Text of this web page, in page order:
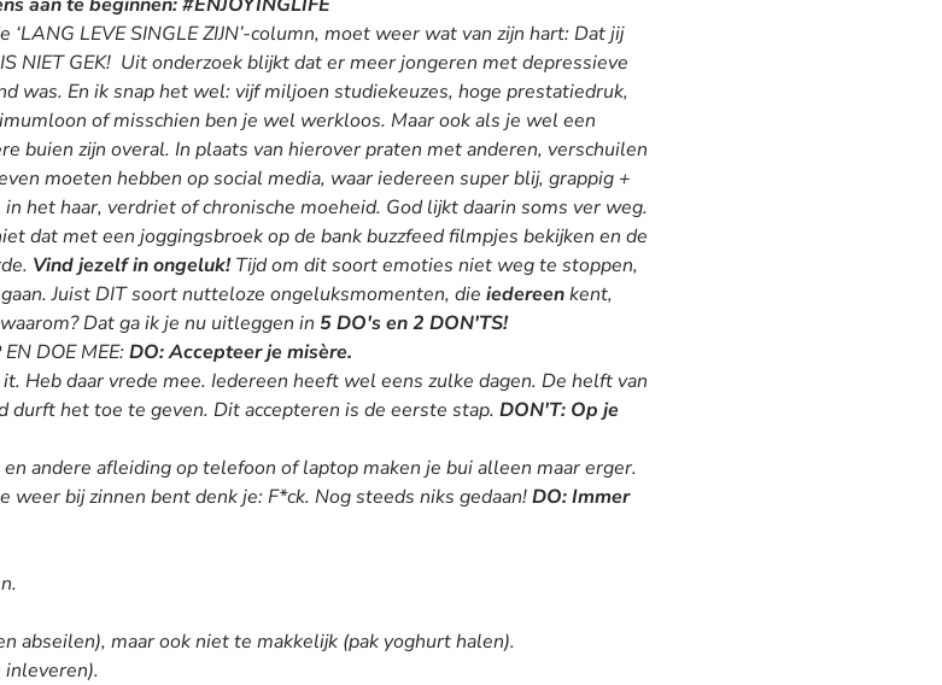
‘LANG LEVE SINGLE ZIJN’-column, moet weer wat van zijn hart: Dat jij
NIET GEK! Uit onderzoek blijkt dat er meer jongeren met depressieve
was. En ik snap het wel: vijf miljoen studiekeuzes, hoge prestatiedruk,
of misschien ben je wel werkloos. Maar ook als je wel een
buien zijn overal. In plaats van hierover praten met anderen, verschuilen
moeten hebben op social media, waar iedereen super blij, grappig +
het haar, verdriet of chronische moeheid. God lijkt daarin soms ver weg.
dat met een joggingsbroek op de bank buzzfeed filmpjes bekijken en de
Vind jezelf in ongeluk!Tijd om dit soort emoties niet weg te stoppen,
Juist DIT soort nutteloze ongeluksmomenten, die iedereenkent,
Dat ga ik je nu uitleggen in 5 DO's en 2 DON'TS!
DOE MEE:DO:Accepteer je misère.
Heb daar vrede mee. Iedereen heeft wel eens zulke dagen. De helft van
durft het toe te geven. Dit accepteren is de eerste stap. DON'T: Op je
andere afleiding op telefoon of laptop maken je bui alleen maar erger.
weer bij zinnen bent denk je: F*ck. Nog steeds niks gedaan!DO:Immer
abseilen), maar ook niet te makkelijk (pak yoghurt halen).
inleveren).